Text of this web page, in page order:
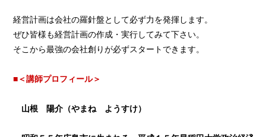
経営計画は会社の羅針盤として必ず力を発揮します。
ぜひ皆様も経営計画の作成・実行してみて下さい。
そこから最強の会社創りが必ずスタートできます。
■＜講師プロフィール＞
山根 陽介（やまね ようすけ）